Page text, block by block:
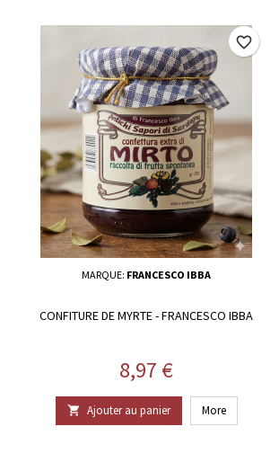
MARQUE: FRANCESCO IBBA
CONFITURE DE MYRTE - FRANCESCO IBBA
Prix
8,97 €
 Ajouter au panier More
favorite_border